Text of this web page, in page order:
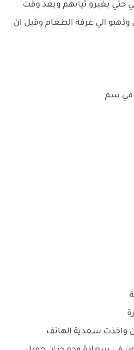
حتي يغيرو ثيابهم وبعد وقت
وذهبو الي غرفة الطعام وقبل ان
في سم
واخذت سعدية الهاتف